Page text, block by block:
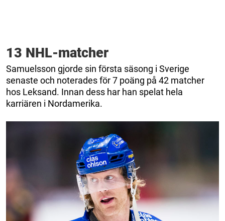
13 NHL-matcher
Samuelsson gjorde sin första säsong i Sverige
senaste och noterades för 7 poäng på 42 matcher
hos Leksand. Innan dess har han spelat hela
karriären i Nordamerika.